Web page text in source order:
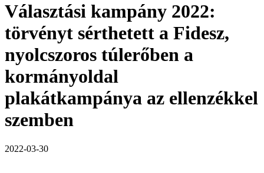
Választási kampány 2022:
törvényt sérthetett a Fidesz,
nyolcszoros túlerőben a
kormányoldal
plakátkampánya az ellenzékkel
szemben
2022-03-30